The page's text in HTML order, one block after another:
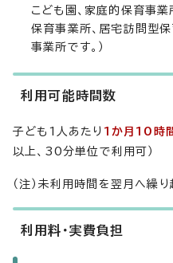
こども園、家庭的保育事業
保育事業所、居宅訪問型
事業所です。）
利用可能時間数
子ども1人あたり 1か月10時
以上、30分単位で利用可）
（注）未利用時間を翌月へ繰
利用料・実費負担